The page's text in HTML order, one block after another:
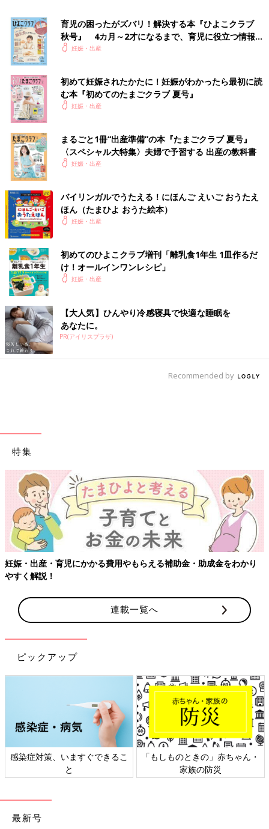
「育児アプリ」は「子どもの成長を記録できる（ママ）」「分か
らないことなど相談出来る場所（ママ）」「育児の記録を残せて
時間管理ができる（パパ）」「有用な情報を得られるから（パ
パ）」、「ネット通販」は「紙おむつや粉ミルクなど、コンスタ
ントに消費する物をよく購入する（ママ）」「外出せずに買い物
ができ、重いものを運んでくれる（パパ）」などの声が寄せられ
ました。
■2024年各部門１位一覧 ※全71部門より一部抜粋
詳しくは、雑誌『中期のたまごクラブ』『中期のひよこクラブ』
（2024年1月15日発売）ほか、
部門名
受賞企業
ブランド名／商品名
ベビーカー部門
アップリカ/ニュー
抱っこひも部門
Ergobaby（ダッド
ウェイ）
チャイルドシー
ト部門
コンビ クルムーヴシリーズ
テープ型紙おむ
つ部門
P&Gジャパン
の肌へのいちばん テ
※“肌へのいちばん”以外の
ベビースキンケ
ア
乳状ローション
部門
ナチュラルサイエ
ンス
ママ＆キッズ
ベビーミルキーローシ
ョン
ベビーソープ部
門
ピジョン ベビー全身泡ソープ
哺乳びん部門 ピジョン 母乳実感®哺乳びん
さく乳器部門
器シリーズ
乳頭ケア部門
メデラ
ウエア部門
ベビーベッド部
アップリカ/ニュー
ウェルブランズ・
ジャパン
ピジョン
葉酸プラス
部門
ナチュラルサイエ
ンス
ママ＆キッズ ナチュ
ラルマーククリーム
カフェインレス
コーヒー部門
お・い・し・いカフェ
インレスコーヒーシリ
麦茶部門
育児の困ったがズバリ！解決する本『ひよこクラブ
秋号』 4カ月～2才になるまで、育児に役立つ情報が
いっぱい！
妊娠・出産
初めて妊娠されたかたに！妊娠がわかったら最初に読
む本『初めてのたまごクラブ 夏号』
妊娠・出産
まるごと1冊“出産準備”の本『たまごクラブ 夏号』
〈スペシャル大特集〉夫婦で予習する 出産の教科書
妊娠・出産
バイリンガルでうたえる！にほんご えいご おうたえ
ほん（たまひよ おうた絵本）
妊娠・出産
初めてのひよこクラブ増刊「離乳食1年生 1皿作るだ
け！オールインワン​レシピ」
妊娠・出産
【大人気】ひんやり冷感寝具で快適な睡眠を
あなたに。
PR(アイリスプラザ)
Recommended by
特集
妊娠・出産・育児にかかる費用やもらえる補助金・助成金をわかり
やすく解説！
連載一覧へ
ピックアップ
感染症対策、いますぐできるこ
と
「もしものときの」赤ちゃん・
家族の防災
最新号